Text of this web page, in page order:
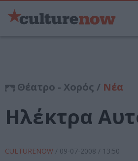
Θέατρο - Χορός / Νέα
Ηλέκτρα
CULTURENOW / 09-07-2008 / 13:50